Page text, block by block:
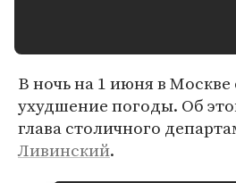
В ночь на 1 июня в
ухудшение погоды. Об
глава столичного
Ливинский.